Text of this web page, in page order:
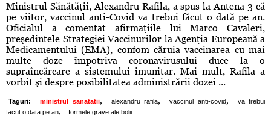
Ministrul Sănătăţii, Alexandru Rafila, a spus la Antena 3 că
pe viitor, vaccinul anti-Covid va trebui făcut o dată pe an.
Oficialul a comentat afirmaţiile lui Marco Cavaleri,
preşedintele Strategiei Vaccinurilor la Agenţia Europeană a
Medicamentului (EMA), confom căruia vaccinarea cu mai
multe doze împotriva coronavirusului duce la o
supraîncărcare a sistemului imunitar. Mai mult, Rafila a
vorbit şi despre posibilitatea administrării dozei ...
Taguri: ministrul sanatatii, alexandru rafila, vaccinul anti-covid,
va trebui
facut o data pe an, formele grave ale bolii